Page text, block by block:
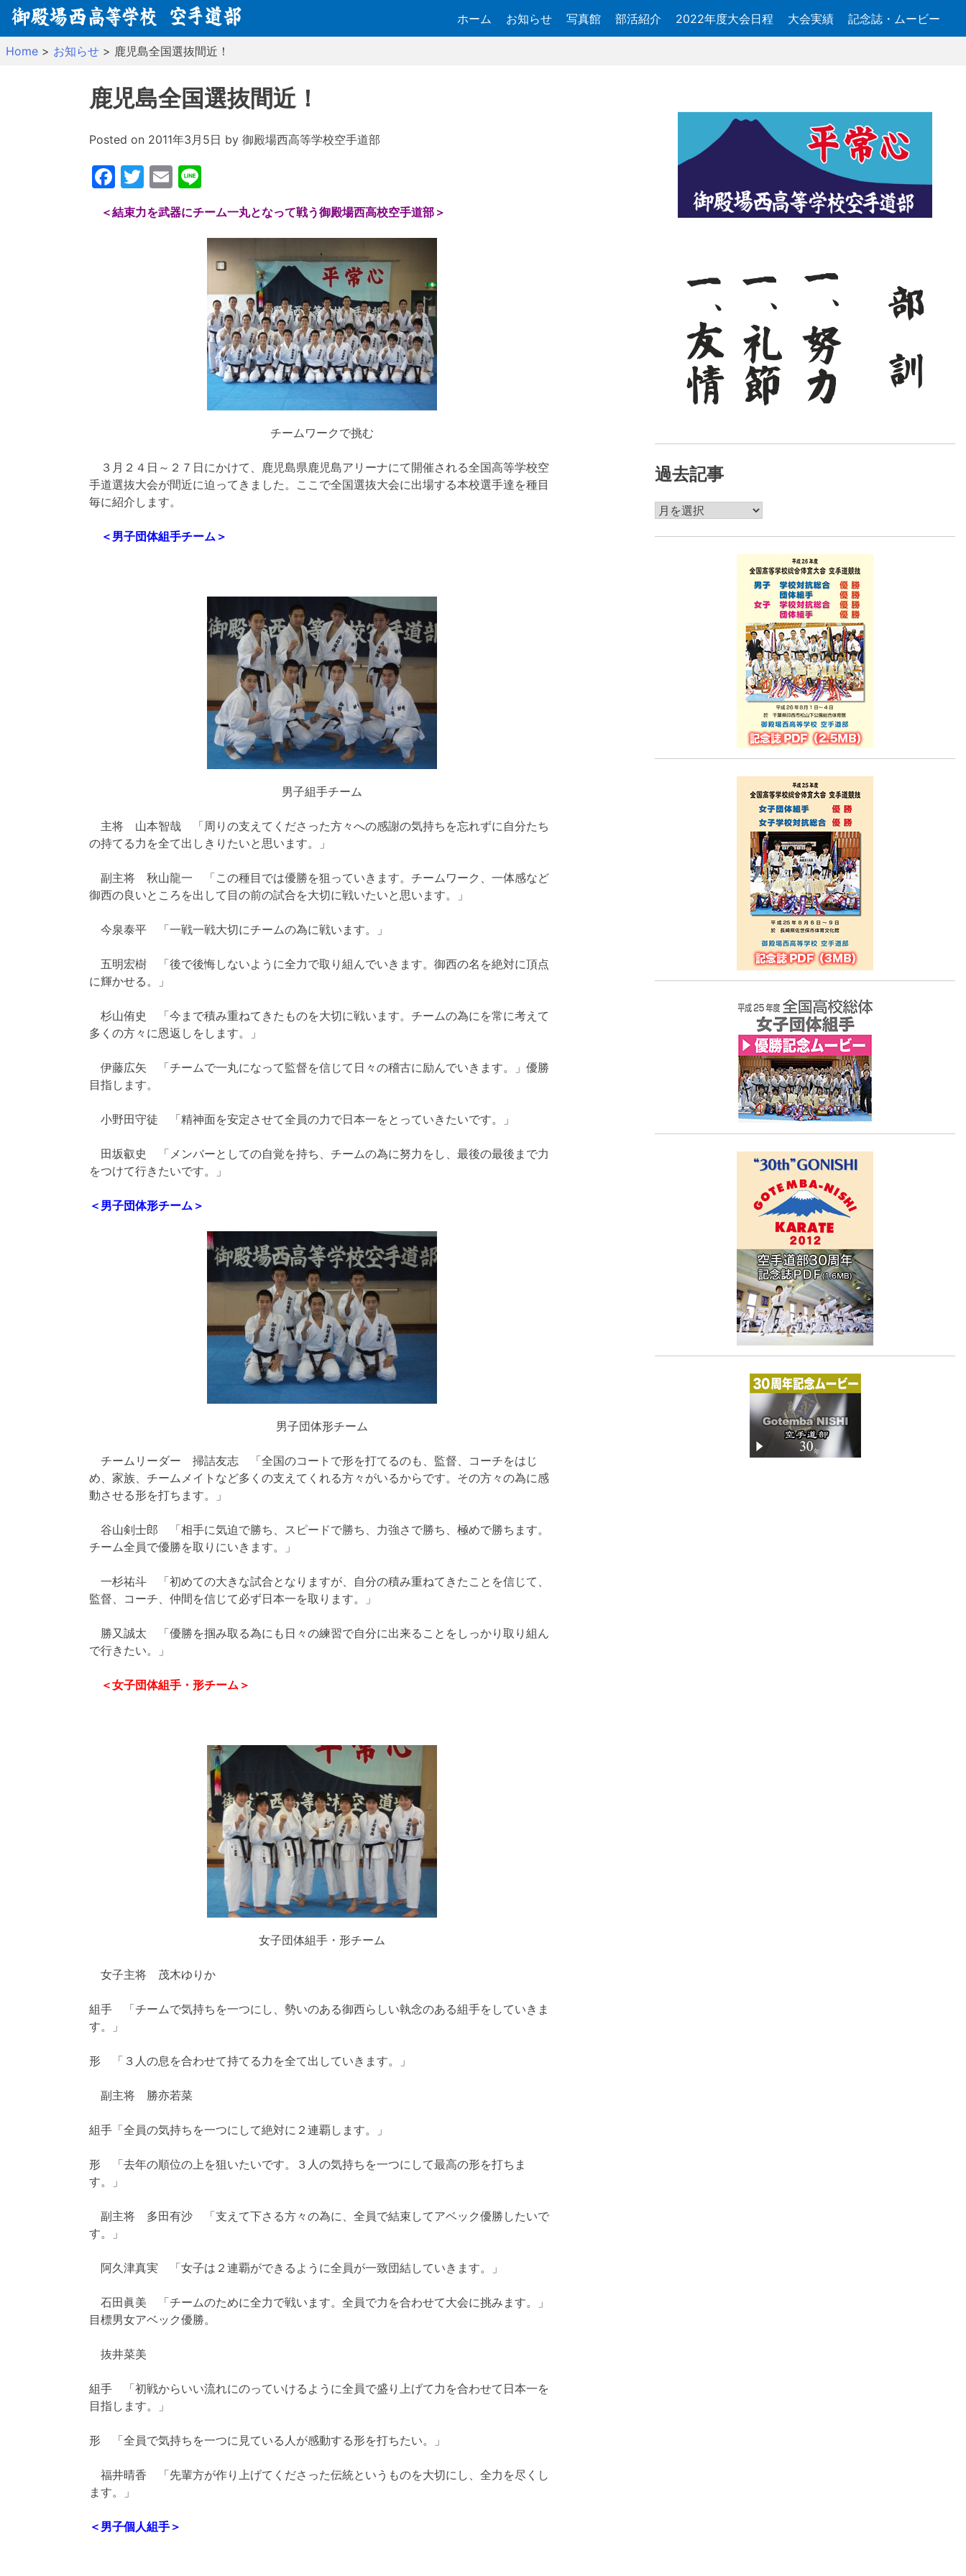
Skip
ホーム お知らせ 写真館 部活紹介 2022年度大会日程 大会実績 記念誌・ムービー
Home > お知らせ > 鹿児島全国選抜間近！
鹿児島全国選抜間近！
Posted on 2011年3月5日 by 御殿場西高等学校空手道部
Facebook
Twitter
Email
＜結束力を武器にチーム一丸となって戦う御殿場西高校空手道部＞
チームワークで挑む
３月２４日～２７日にかけて、鹿児島県鹿児島アリーナにて開催される全国高等学校空
手道選抜大会が間近に迫ってきました。ここで全国選抜大会に出場する本校選手達を種目
毎に紹介します。
＜男子団体組手チーム＞
男子組手チーム
主将 山本智哉 「周りの支えてくださった方々への感謝の気持ちを忘れずに自分たち
の持てる力を全て出しきりたいと思います。」
副主将 秋山龍一 「この種目では優勝を狙っていきます。チームワーク、一体感など
御西の良いところを出して目の前の試合を大切に戦いたいと思います。」
今泉泰平 「一戦一戦大切にチームの為に戦います。」
五明宏樹 「後で後悔しないように全力で取り組んでいきます。御西の名を絶対に頂点
に輝かせる。」
杉山侑史 「今まで積み重ねてきたものを大切に戦います。チームの為にを常に考えて
多くの方々に恩返しをします。」
伊藤広矢 「チームで一丸になって監督を信じて日々の稽古に励んでいきます。」優勝
目指します。
小野田守徒 「精神面を安定させて全員の力で日本一をとっていきたいです。」
田坂叡史 「メンバーとしての自覚を持ち、チームの為に努力をし、最後の最後まで力
をつけて行きたいです。」
＜男子団体形チーム＞
男子団体形チーム
チームリーダー 掃詰友志 「全国のコートで形を打てるのも、監督、コーチをはじ
め、家族、チームメイトなど多くの支えてくれる方々がいるからです。その方々の為に感
動させる形を打ちます。」
谷山剣士郎 「相手に気迫で勝ち、スピードで勝ち、力強さで勝ち、極めで勝ちます。
チーム全員で優勝を取りにいきます。」
一杉祐斗 「初めての大きな試合となりますが、自分の積み重ねてきたことを信じて、
監督、コーチ、仲間を信じて必ず日本一を取ります。」
勝又誠太 「優勝を掴み取る為にも日々の練習で自分に出来ることをしっかり取り組ん
で行きたい。」
＜女子団体組手・形チーム＞
女子団体組手・形チーム
女子主将 茂木ゆりか
組手 「チームで気持ちを一つにし、勢いのある御西らしい執念のある組手をしていきま
す。」
形 「３人の息を合わせて持てる力を全て出していきます。」
副主将 勝亦若菜
組手「全員の気持ちを一つにして絶対に２連覇します。」
形 「去年の順位の上を狙いたいです。３人の気持ちを一つにして最高の形を打ちま
す。」
副主将 多田有沙 「支えて下さる方々の為に、全員で結束してアベック優勝したいで
す。」
阿久津真実 「女子は２連覇ができるように全員が一致団結していきます。」
石田眞美 「チームのために全力で戦います。全員で力を合わせて大会に挑みます。」
目標男女アベック優勝。
抜井菜美
組手 「初戦からいい流れにのっていけるように全員で盛り上げて力を合わせて日本一を
目指します。」
形 「全員で気持ちを一つに見ている人が感動する形を打ちたい。」
福井晴香 「先輩方が作り上げてくださった伝統というものを大切にし、全力を尽くし
ます。」
＜男子個人組手＞
過去記事
過